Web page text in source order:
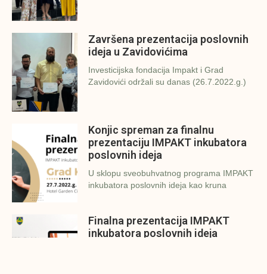
Završena prezentacija poslovnih
ideja u Zavidovićima
Investicijska fondacija Impakt i Grad
Zavidovići održali su danas (26.7.2022.g.)
Konjic spreman za finalnu
prezentaciju IMPAKT inkubatora
poslovnih ideja
U sklopu sveobuhvatnog programa IMPAKT
inkubatora poslovnih ideja kao kruna
Finalna prezentacija IMPAKT
inkubatora poslovnih ideja